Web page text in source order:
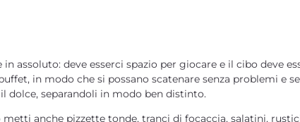
deve esserci spazio per giocare e il cibo deve
in modo che si possano scatenare senza problemi e
dolce, separandoli in modo ben distinto.
metti anche pizzette tonde, tranci di focaccia, salatini,